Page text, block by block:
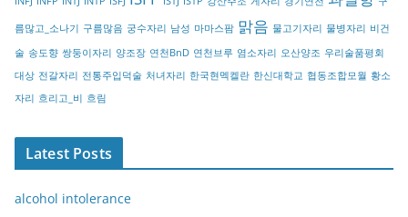
y
름많고_소나기 구름많음 궁수자리 남성 마마스팜 맑음 물고기자리 물병자리 비건
술 송도향 쌍둥이자리 양조장 연천BnD 연천브루 염소자리 오산양조 우리술품평회
대상 전갈자리 전통주입덕술 처녀자리 한국현멕켈란 한신대학교 협동조합모월 황소
자리 흐리고_비 흐림
Latest Posts
alcohol intolerance